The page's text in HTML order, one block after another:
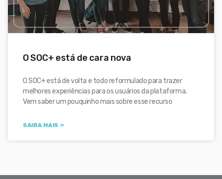
O SOC+ está de cara nova
O SOC+ está de volta e todo reformulado para trazer
melhores experiências para os usuários da plataforma.
Vem saber um pouquinho mais sobre esse recurso
SAIBA MAIS »